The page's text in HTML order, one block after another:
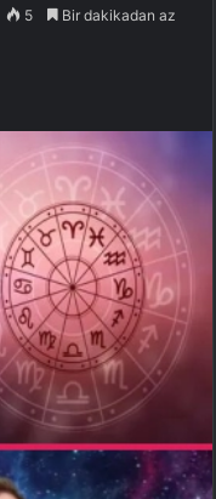
5 Bir dakikadan az